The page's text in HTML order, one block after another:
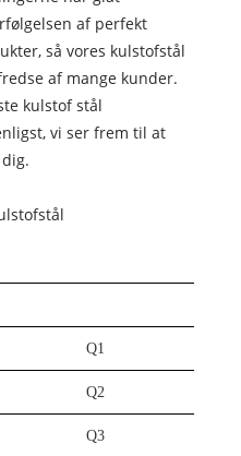
af perfekt
så vores kulstofstål
af mange kunder.
kulstof stål
vi ser frem til at
Q1
Q2
Q3